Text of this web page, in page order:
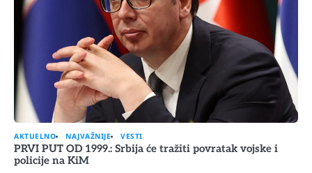
AKTUELNO NAJVAŽNIJE VESTI
PRVI PUT OD 1999.: Srbija će tražiti povratak vojske i
policije na KiM